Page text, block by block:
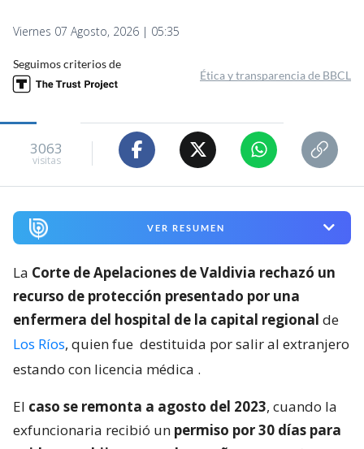
Viernes 07 Agosto, 2026 | 05:35
Seguimos criterios de
Ética y transparencia de BBCL
3063
visitas
VER RESUMEN
La Corte de Apelaciones de Valdivia rechazó un
recurso de protección presentado por una
enfermera del hospital de la capital regional de
Los Ríos, quien fue destituida por salir al extranjero
estando con licencia médica .
El caso se remonta a agosto del 2023, cuando la
exfuncionaria recibió un permiso por 30 días para